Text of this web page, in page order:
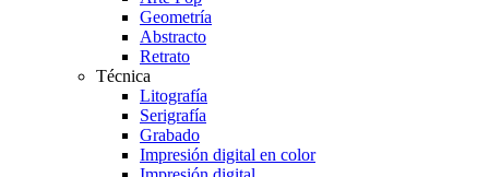
Geometría
Abstracto
Retrato
Técnica
Litografía
Serigrafía
Grabado
Impresión digital en color